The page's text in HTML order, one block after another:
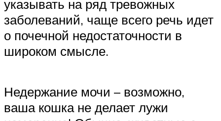
указывать на ряд тревожных
заболеваний, чаще всего речь идет
о почечной недостаточности в
широком смысле.
Недержание мочи – возможно,
ваша кошка не делает лужи